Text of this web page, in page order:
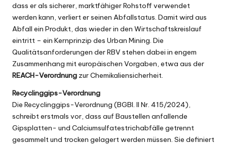
dass er als sicherer, marktfähiger Rohstoff verwendet
werden kann, verliert er seinen Abfallstatus. Damit wird aus
Abfall ein Produkt, das wieder in den Wirtschaftskreislauf
eintritt – ein Kernprinzip des Urban Mining. Die
Qualitätsanforderungen der RBV stehen dabei in engem
Zusammenhang mit europäischen Vorgaben, etwa aus der
REACH-Verordnung zur Chemikaliensicherheit.
Recyclinggips-Verordnung
Die Recyclinggips-Verordnung (BGBl. II Nr. 415/2024),
schreibt erstmals vor, dass auf Baustellen anfallende
Gipsplatten- und Calciumsulfatestrichabfälle getrennt
gesammelt und trocken gelagert werden müssen. Sie definiert